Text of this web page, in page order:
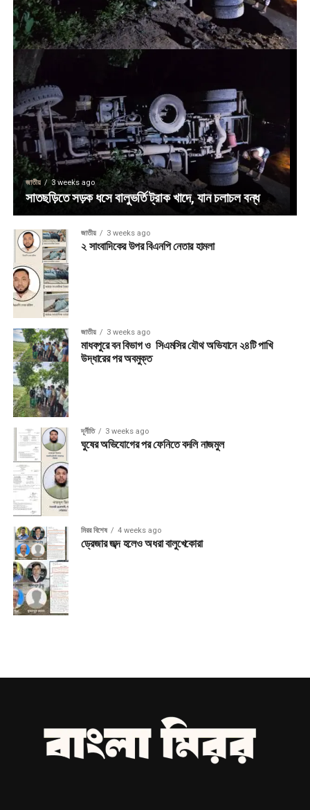
জাতীয় 3 weeks ago
সাতছড়িতে সড়ক ধসে বালুভর্তি ট্রাক খাদে, যান চলাচল বন্ধ
জাতীয় 3 weeks ago
২ সাংবাদিকের উপর বিএনপি নেতার হামলা
জাতীয় 3 weeks ago
মাধবপুরে বন বিভাগ ও সিএমসির যৌথ অভিযানে ২৪টি পাখি
উদ্ধারের পর অবমুক্ত
দূর্নীতি 3 weeks ago
ঘুষের অভিযোগের পর ফেনিতে বদলি নাজমুল
মিরর বিশেষ 4 weeks ago
ড্রেজার জব্দ হলেও অধরা বালুখেকোরা